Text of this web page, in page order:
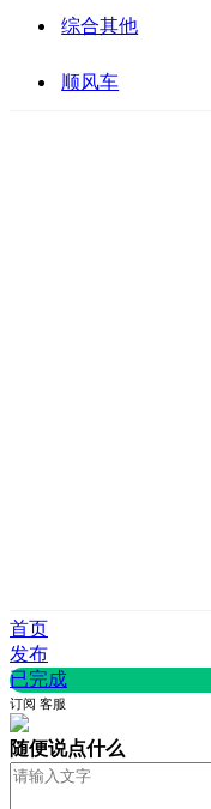
综合其他
顺风车
首页
发布
已完成
订阅 客服
随便说点什么